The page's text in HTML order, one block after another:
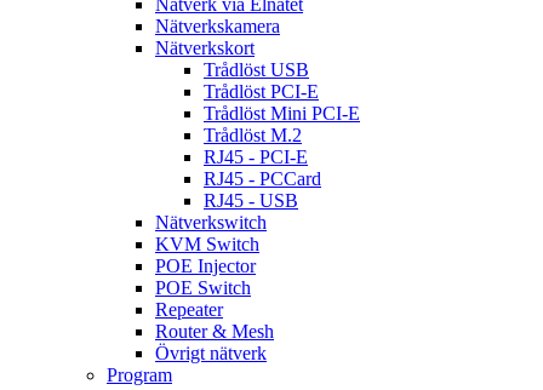
Nätverk via Elnätet
Nätverkskamera
Nätverkskort
Trådlöst USB
Trådlöst PCI-E
Trådlöst Mini PCI-E
Trådlöst M.2
RJ45 - PCI-E
RJ45 - PCCard
RJ45 - USB
Nätverkswitch
KVM Switch
POE Injector
POE Switch
Repeater
Router & Mesh
Övrigt nätverk
Program